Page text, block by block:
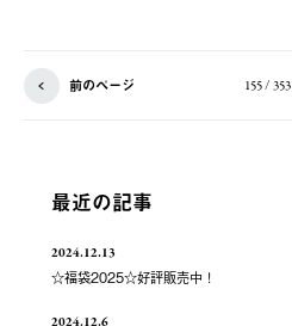
前のページ 155 / 353
最近の記事
2024.12.13
☆福袋2025☆好評販売中！